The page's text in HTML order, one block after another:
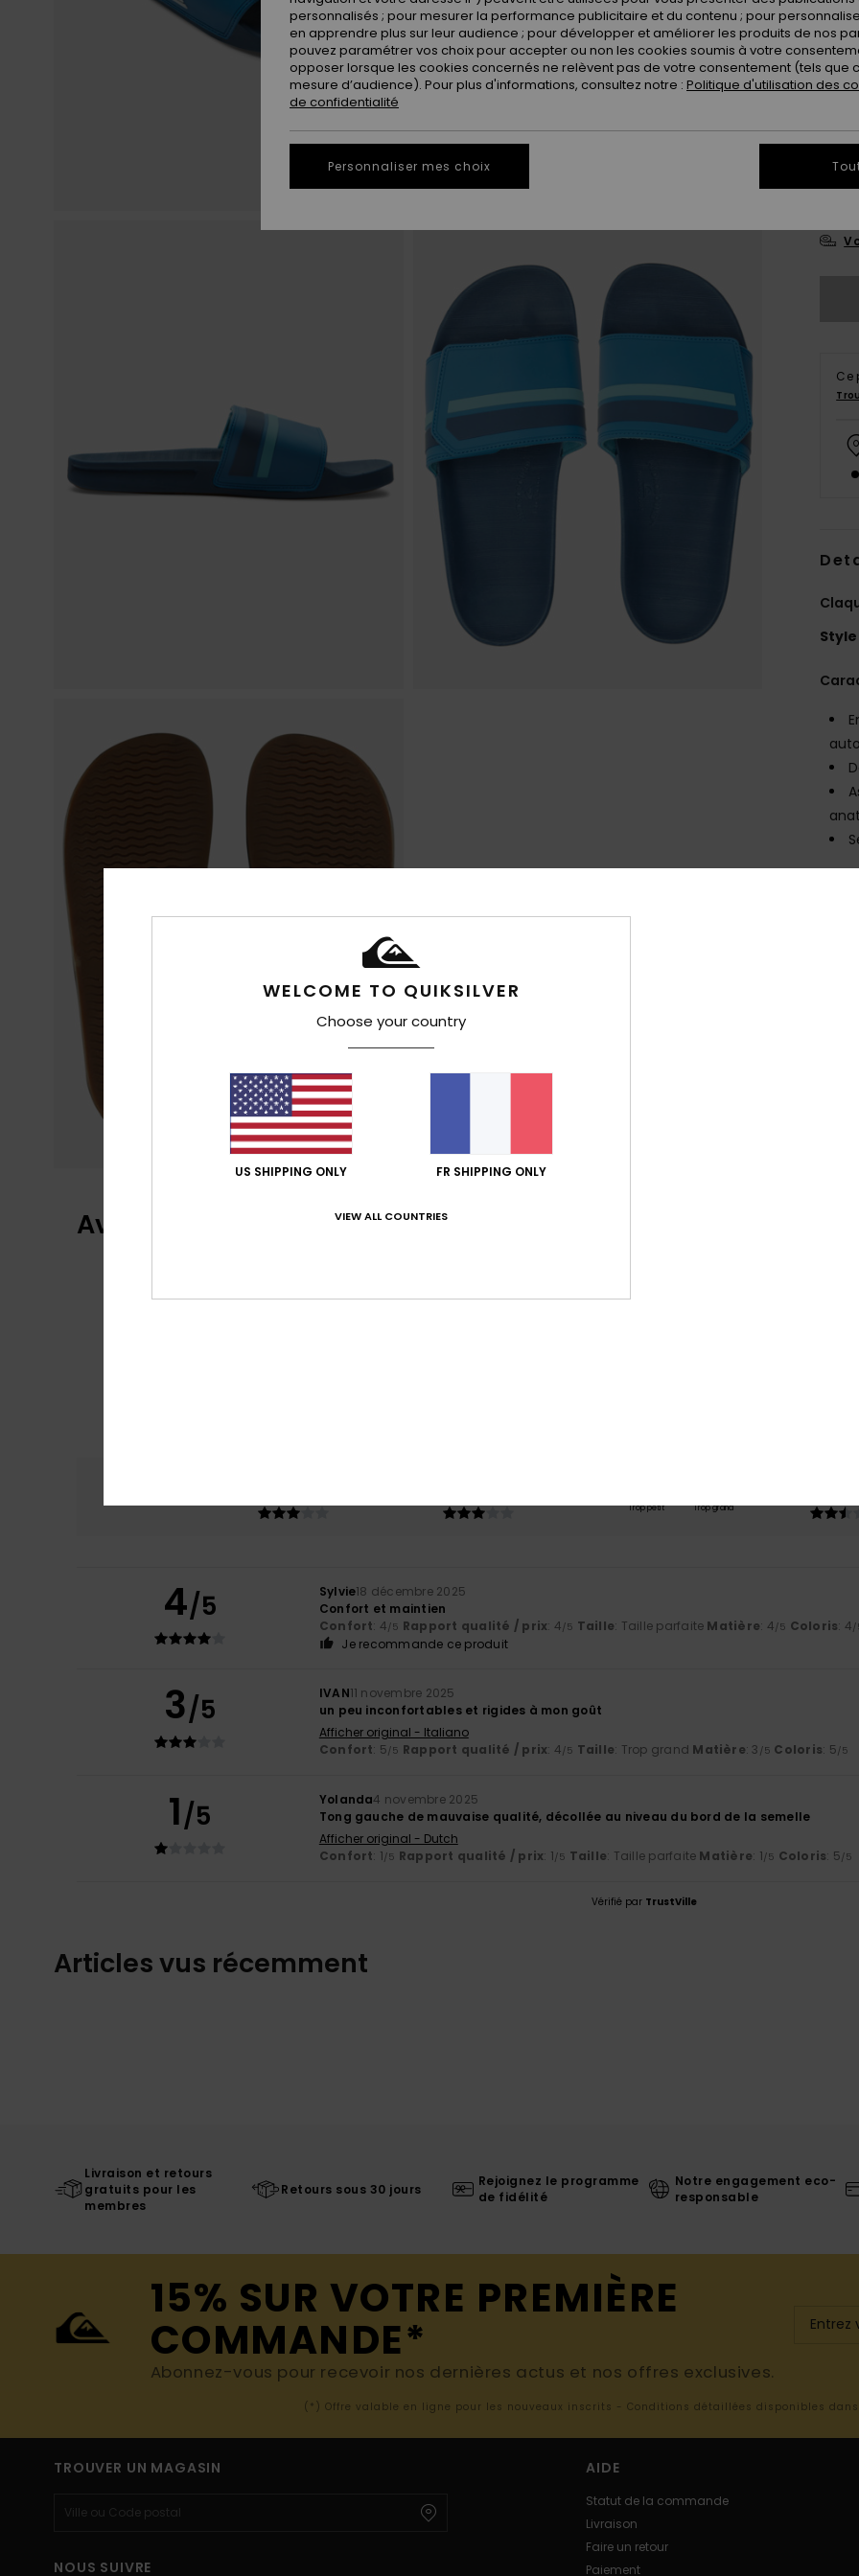
39
45
Ce
Style
Avis clients
Note moyenne
Trop petit Trop grand
4/5 Sylvie18 décembre 2025
Confort et maintien
Confort: 4 /5 Rapport qualité / prix: 4 /5 Taille: Taille parfaite Matière: 4 /5 Coloris: 4 /
Je recommande ce produit
3/5 IVAN11 novembre 2025
un peu inconfortables et rigides à mon goût
Afficher original - Italiano
Confort: 5 /5 Rapport qualité / prix: 4 /5 Taille: Trop grand Matière: 3 /5 Coloris: 5 /5
1/5 Yolanda4 novembre 2025
Tong gauche de mauvaise qualité, décollée au niveau du bord de la semelle
Afficher original - Dutch
Confort: 1 /5 Rapport qualité / prix: 1 /5 Taille: Taille parfaite Matière: 1 /5 Coloris: 5 /5
Vérifié par TrustVille
Articles vus récemment
Livraison et retours
gratuits pour les
membres
Retours sous 30 jours
Rejoignez le programme
de fidélité
Notre engagement eco-
responsable
15% SUR VOTRE PREMIÈRE
COMMANDE*
Abonnez-vous pour recevoir nos dernières actus et nos offres exclusives.
(*) Offre valable en ligne pour les nouveaux inscrits - Conditions détaillées disponibles
TROUVER UN MAGASIN
NOUS SUIVRE
AIDE
Statut de la commande
Livraison
Faire un retour
Paiement
WELCOME TO QUIKSILVER
Choose your country
US SHIPPING ONLY FR SHIPPING ONLY
VIEW ALL COUNTRIES
personnalisés ; pour mesurer la performance publicitaire et du contenu ; pour
en apprendre plus sur leur audience ; pour développer et améliorer les produits de nos
pouvez paramétrer vos choix pour accepter ou non les cookies soumis à votre
opposer lorsque les cookies concernés ne relèvent pas de votre consentement (tels que
mesure d’audience). Pour plus d'informations, consultez notre : Politique d'utilisation des
de confidentialité
Personnaliser mes choix